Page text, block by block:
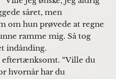
såret, men
om hun prøvede at regne
ramme mig. Så tog
indånding.
eftertænksomt. “Ville du
hvornår har du